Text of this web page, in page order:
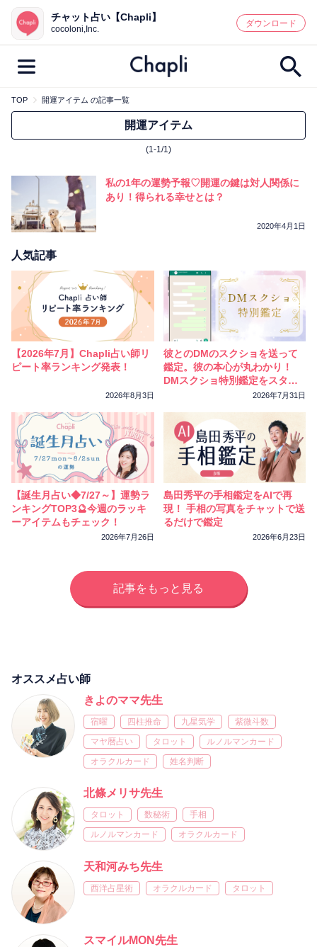
鑑定記事・占い師検索
最新記事一覧
カテゴリー別
鑑定
彼の気持ち
今週の運勢 彼氏 片思い
相性 復縁
チャット占い【Chapli】
cocoloni,Inc.
ダウンロード
TOP 開運アイテム の記事一覧
開運アイテム
(1-1/1)
私の1年の運勢予報♡開運の鍵は対人関係に
あり！得られる幸せとは？
2020年4月1日
人気記事
【2026年7月】Chapli占い師リ
ピート率ランキング発表！
2026年8月3日
彼とのDMのスクショを送って
鑑定。彼の本心が丸わかり！
DMスクショ特別鑑定をスター
2026年7月31日
【誕生月占い◆7/27～】運勢ラ
ンキングTOP3🔮今週のラッキ
ーアイテムもチェック！
2026年7月26日
島田秀平の手相鑑定をAIで再
現！ 手相の写真をチャットで送
るだけで鑑定
2026年6月23日
記事をもっと見る
オススメ占い師
きよのママ先生
宿曜 四柱推命 九星気学
紫微斗数
マヤ暦占い
タロット
ルノルマンカード
オラクルカード
姓名判断
北條メリサ先生
タロット 数秘術
手相
ルノルマンカード
オラクルカード
天和河みち先生
西洋占星術 オラクルカード タロット
スマイルMON先生